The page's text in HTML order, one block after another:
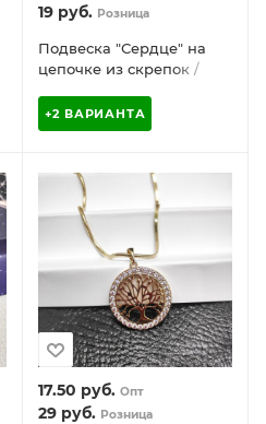
19руб. Розница
Подвеска "Сердце" на
цепочке из скрепок /
Украшение женское на
шею
+2 ВАРИАНТА
17.50 руб. Опт
29руб. Розница